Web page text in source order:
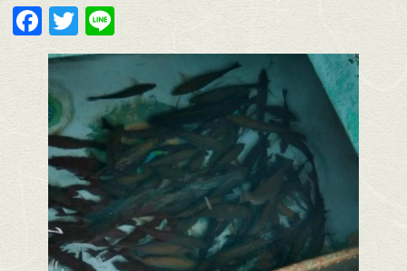
Facebook
Twitter